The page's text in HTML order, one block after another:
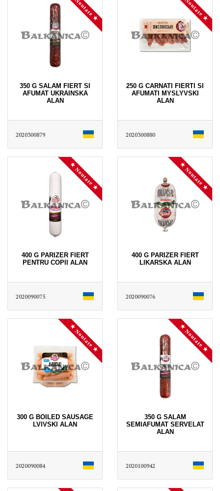
★ Noutate ★
350 G SALAM FIERT SI
AFUMAT UKRAINSKA
ALAN
2020300879
★ Noutate ★
250 G CARNATI FIERTI SI
AFUMATI MYSLYVSKI
ALAN
2020300880
★ Noutate ★
400 G PARIZER FIERT
PENTRU COPII ALAN
2020090075
★ Noutate ★
400 G PARIZER FIERT
LIKARSKA ALAN
2020090076
★ Noutate ★
300 G BOILED SAUSAGE
LVIVSKI ALAN
2020090084
★ Noutate ★
350 G SALAM
SEMIAFUMAT SERVELAT
ALAN
2020100942